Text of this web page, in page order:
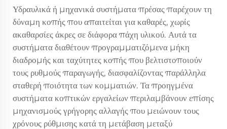
Υδραυλικά ή μηχανικά συστήματα πρέσας παρέχουν τη
δύναμη κοπής που απαιτείται για καθαρές, χωρίς
ακαθαρσίες άκρες σε διάφορα πάχη υλικού. Αυτά τα
συστήματα διαθέτουν προγραμματιζόμενα μήκη
διαδρομής και ταχύτητες κοπής που βελτιστοποιούν
τους ρυθμούς παραγωγής, διασφαλίζοντας παράλληλα
σταθερή ποιότητα των κομματιών. Τα προηγμένα
συστήματα κοπτικών εργαλείων περιλαμβάνουν επίσης
μηχανισμούς γρήγορης αλλαγής που μειώνουν τους
χρόνους ρύθμισης κατά τη μετάβαση μεταξύ